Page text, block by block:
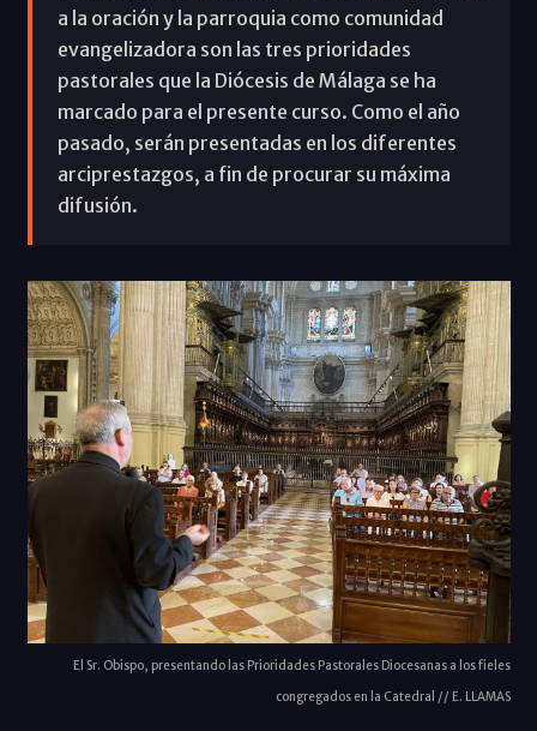
a la oración y la parroquia como comunidad
evangelizadora son las tres prioridades
pastorales que la Diócesis de Málaga se ha
marcado para el presente curso. Como el año
pasado, serán presentadas en los diferentes
arciprestazgos, a fin de procurar su máxima
difusión.
El Sr. Obispo, presentando las Prioridades Pastorales Diocesanas a los fieles
congregados en la Catedral // E. LLAMAS